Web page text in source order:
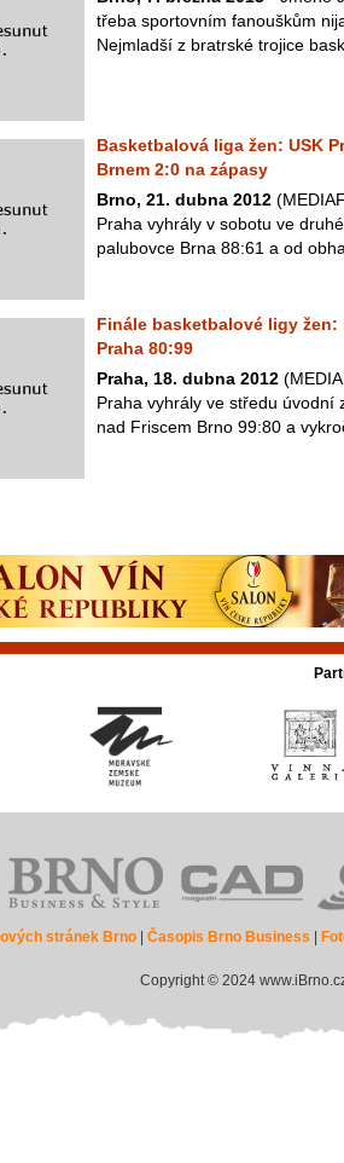
třeba sportovním fanouškům
Nejmladší z bratrské trojice
Basketbalová liga žen: USK
Brnem 2:0 na zápasy
Brno, 21. dubna 2012
Praha vyhrály v sobotu ve
palubovce Brna 88:61 a od
Finále basketbalové ligy
Praha 80:99
Praha, 18. dubna 2012
Praha vyhrály ve středu úvodní
nad Friscem Brno 99:80 a
stránek Brno |Časopis Brno Business
Copyright © 2024